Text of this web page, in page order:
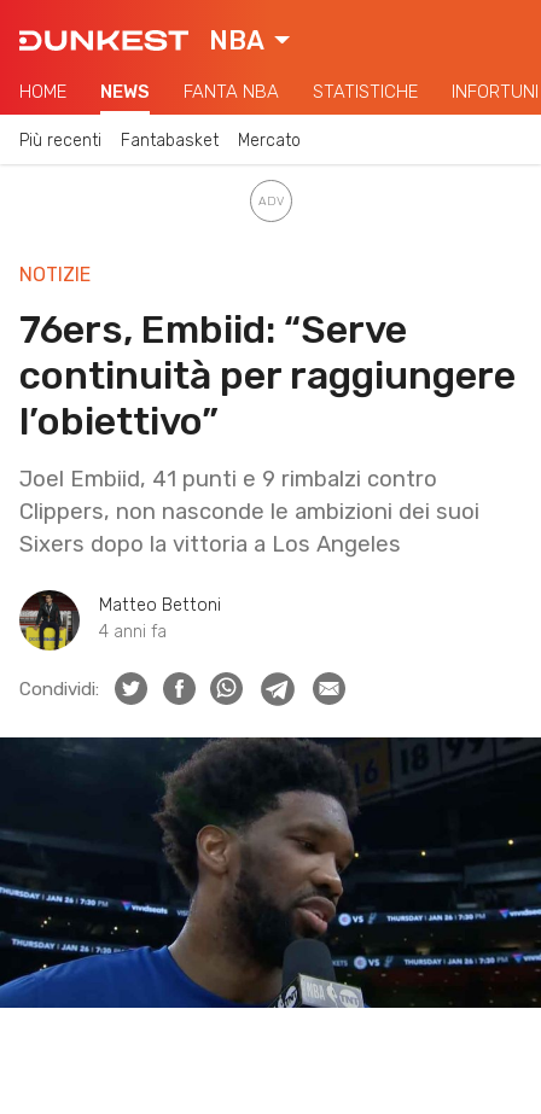
NBA
HOME NEWS FANTA NBA STATISTICHE INFORTUNI
Più recenti Fantabasket Mercato
NOTIZIE
76ers, Embiid: “Serve
continuità per raggiungere
l’obiettivo”
Joel Embiid, 41 punti e 9 rimbalzi contro
Clippers, non nasconde le ambizioni dei suoi
Sixers dopo la vittoria a Los Angeles
Matteo Bettoni
4 anni fa
Condividi: